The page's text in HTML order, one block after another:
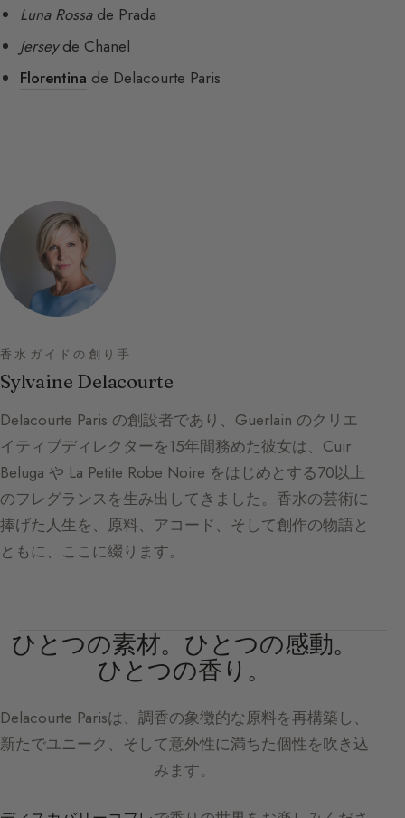
Luna Rossade Prada
Jerseyde Chanel
Florentina de Delacourte Paris
香水ガイドの創り手
Sylvaine Delacourte
Delacourte Paris の創設者であり、Guerlain のクリエ
イティブディレクターを15年間務めた彼女は、Cuir
Beluga や La Petite Robe Noire をはじめとする70以上
のフレグランスを生み出してきました。香水の芸術に
捧げた人生を、原料、アコード、そして創作の物語と
ともに、ここに綴ります。
ひとつの素材。ひとつの感動。
ひとつの香り。
Delacourte Parisは、調香の象徴的な原料を再構築し、
新たでユニーク、そして意外性に満ちた個性を吹き込
みます。